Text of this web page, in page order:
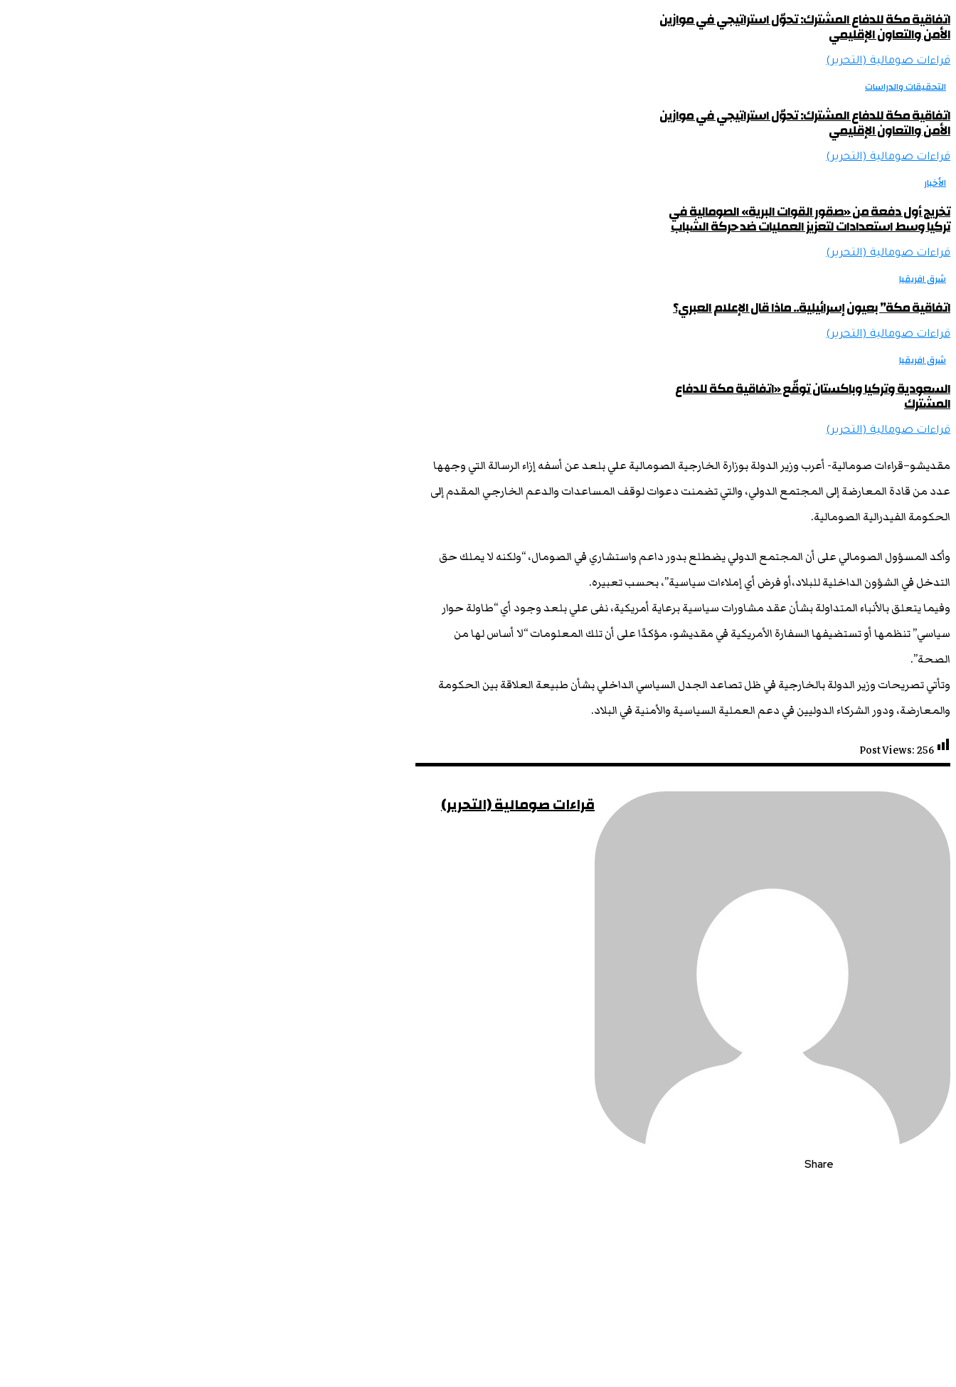
اتفاقية مكة للدفاع المشترك: تحوّل استراتيجي في موازين
الأمن والتعاون الإقليمي
قراءات صومالية (التحرير)
التحقيقات والدراسات
اتفاقية مكة للدفاع المشترك: تحوّل استراتيجي في موازين
الأمن والتعاون الإقليمي
قراءات صومالية (التحرير)
الأخبار
تخريج أول دفعة من «صقور القوات البرية» الصومالية في
تركيا وسط استعدادات لتعزيز العمليات ضد حركة الشباب
قراءات صومالية (التحرير)
شرق افريقيا
اتفاقية مكة” بعيون إسرائيلية.. ماذا قال الإعلام العبري؟
قراءات صومالية (التحرير)
شرق افريقيا
السعودية وتركيا وباكستان توقّع «اتفاقية مكة للدفاع
المشترك
قراءات صومالية (التحرير)
مقديشو–قراءات صومالية- أعرب وزير الدولة بوزارة الخارجية الصومالية علي بلعد عن أسفه إزاء الرسالة التي وجهها
عدد من قادة المعارضة إلى المجتمع الدولي، والتي تضمنت دعوات لوقف المساعدات والدعم الخارجي المقدم إلى
الحكومة الفيدرالية الصومالية.
وأكد المسؤول الصومالي على أن المجتمع الدولي يضطلع بدور داعم واستشاري في الصومال، “ولكنه لا يملك حق
التدخل في الشؤون الداخلية للبلاد،أو فرض أي إملاءات سياسية”، بحسب تعبيره.
وفيما يتعلق بالأنباء المتداولة بشأن عقد مشاورات سياسية برعاية أمريكية، نفى علي بلعد وجود أي “طاولة حوار
سياسي” تنظمها أو تستضيفها السفارة الأمريكية في مقديشو، مؤكدًا على أن تلك المعلومات “لا أساس لها من
الصحة”.
وتأتي تصريحات وزير الدولة بالخارجية في ظل تصاعد الجدل السياسي الداخلي بشأن طبيعة العلاقة بين الحكومة
والمعارضة، ودور الشركاء الدوليين في دعم العملية السياسية والأمنية في البلاد.
Post Views:256
قراءات صومالية (التحرير)
Share